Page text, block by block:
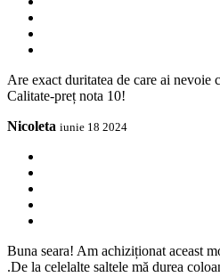
Are exact duritatea de care ai nevoie
Calitate-preț nota 10!
Nicoleta iunie 18 2024
Buna seara! Am achiziționat aceast
.De la celelalte saltele mă durea